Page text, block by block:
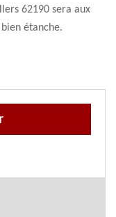
62190 sera aux
étanche.